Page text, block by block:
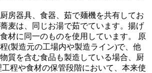
房器具、食器、茹で麺機を共有してお
麦は、同じお湯で茹でています。揚げ
材に同一のものを使用しています。 原
(製造元の工場内や製造ライン)で、他
質を含む食品も製造している場合、厨
工程や食材の保管段階において、本来使